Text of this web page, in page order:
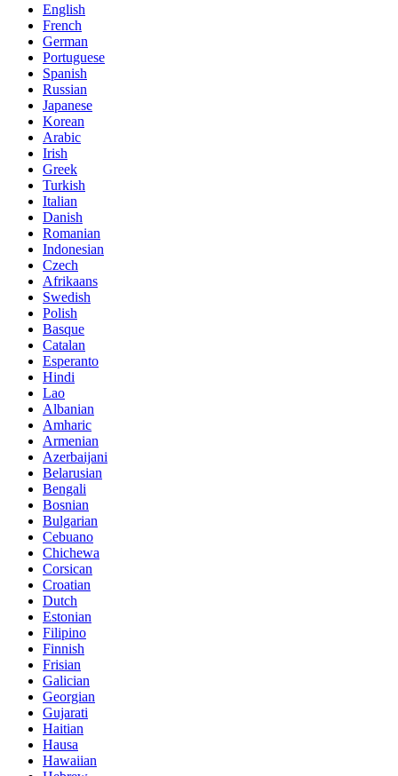
English
French
German
Portuguese
Spanish
Russian
Japanese
Korean
Arabic
Irish
Greek
Turkish
Italian
Danish
Romanian
Indonesian
Czech
Afrikaans
Swedish
Polish
Basque
Catalan
Esperanto
Hindi
Lao
Albanian
Amharic
Armenian
Azerbaijani
Belarusian
Bengali
Bosnian
Bulgarian
Cebuano
Chichewa
Corsican
Croatian
Dutch
Estonian
Filipino
Finnish
Frisian
Galician
Georgian
Gujarati
Haitian
Hausa
Hawaiian